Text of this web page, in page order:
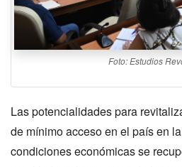
Foto: Estudios
Las potencialidades para
de mínimo acceso en el país en
condiciones económicas se